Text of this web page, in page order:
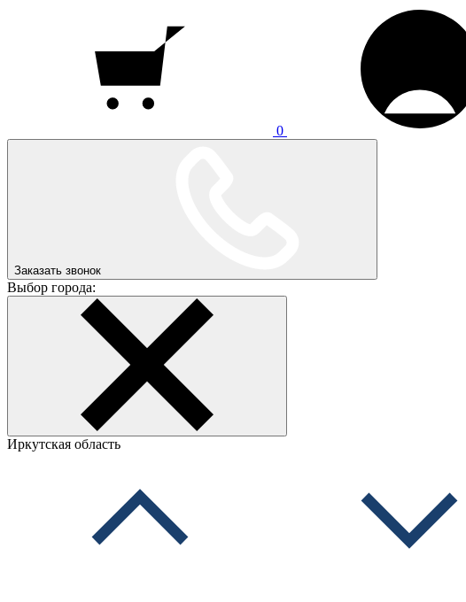
0
Заказать звонок
Выбор города:
Иркутская область